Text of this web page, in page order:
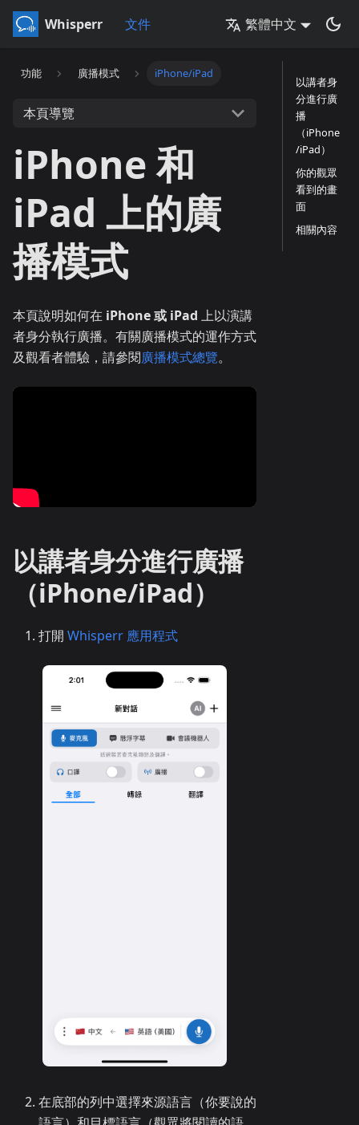
Whisperr 文件 繁體中文
功能 廣播模式 iPhone/iPad
本頁導覽
iPhone 和
iPad 上的廣
播模式
本頁說明如何在 iPhone 或 iPad 上以演講
者身分執行廣播。有關廣播模式的運作方式
及觀看者體驗，請參閱廣播模式總覽。
以講者身分進行廣播
（iPhone/iPad）
打開 Whisperr 應用程式
在底部的列中選擇來源語言（你要說的
以講者身
分進行廣
播
（iPhone
/iPad）
你的觀眾
看到的畫
面
相關內容